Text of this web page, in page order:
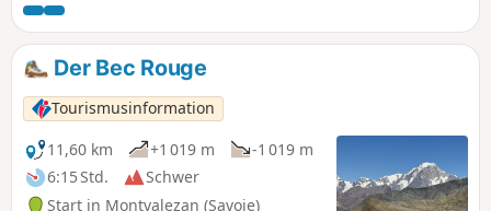
Almwiesen, dann wird die Umgebung allmählich immer
mineralischer.
Der Bec Rouge
Tourismusinformation
11,60 km
+1 019 m
-1 019 m
6:15 Std.
Schwer
Start in Montvalezan (Savoie)